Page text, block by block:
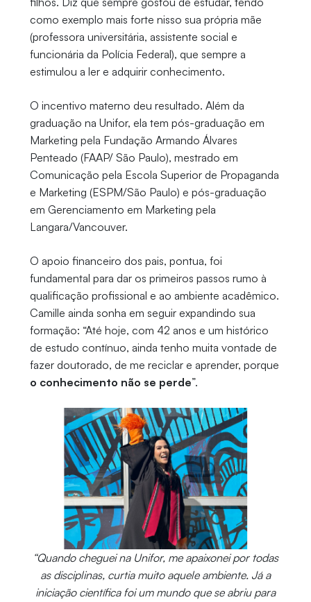
como exemplo mais forte nisso sua própria mãe
(professora universitária, assistente social e
funcionária da Polícia Federal), que sempre a
estimulou a ler e adquirir conhecimento.
O incentivo materno deu resultado. Além da
graduação na Unifor, ela tem pós-graduação em
Marketing pela Fundação Armando Álvares
Penteado (FAAP/ São Paulo), mestrado em
Comunicação pela Escola Superior de Propaganda
e Marketing (ESPM/São Paulo) e pós-graduação
em Gerenciamento em Marketing pela
Langara/Vancouver.
O apoio financeiro dos pais, pontua, foi
fundamental para dar os primeiros passos rumo à
qualificação profissional e ao ambiente acadêmico.
Camille ainda sonha em seguir expandindo sua
formação: “Até hoje, com 42 anos e um histórico
de estudo contínuo, ainda tenho muita vontade de
fazer doutorado, de me reciclar e aprender, porque
o conhecimento não se perde”.
“Quando cheguei na Unifor, me apaixonei por todas
as disciplinas, curtia muito aquele ambiente. Já a
iniciação científica foi um mundo que se abriu para